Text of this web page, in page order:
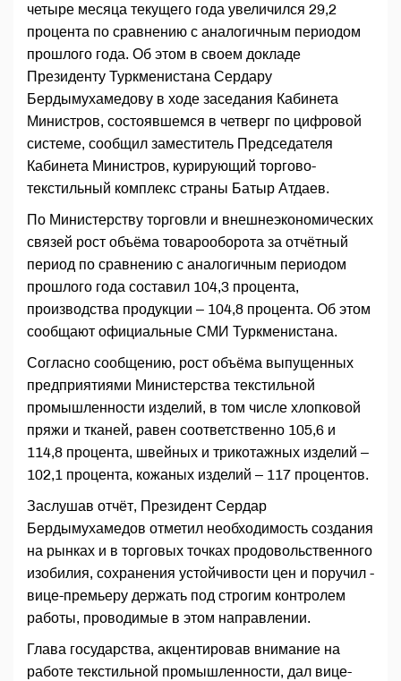
четыре месяца текущего года увеличился 29,2
процента по сравнению с аналогичным периодом
прошлого года. Об этом в своем докладе
Президенту Туркменистана Сердару
Бердымухамедову в ходе заседания Кабинета
Министров, состоявшемся в четверг по цифровой
системе, сообщил заместитель Председателя
Кабинета Министров, курирующий торгово-
текстильный комплекс страны Батыр Атдаев.
По Министерству торговли и внешнеэкономических
связей рост объёма товарооборота за отчётный
период по сравнению с аналогичным периодом
прошлого года составил 104,3 процента,
производства продукции – 104,8 процента. Об этом
сообщают официальные СМИ Туркменистана.
Согласно сообщению, рост объёма выпущенных
предприятиями Министерства текстильной
промышленности изделий, в том числе хлопковой
пряжи и тканей, равен соответственно 105,6 и
114,8 процента, швейных и трикотажных изделий –
102,1 процента, кожаных изделий – 117 процентов.
Заслушав отчёт, Президент Сердар
Бердымухамедов отметил необходимость создания
на рынках и в торговых точках продовольственного
изобилия, сохранения устойчивости цен и поручил ­
вице-премьеру держать под строгим контролем
работы, проводимые в этом направлении.
Глава государства, акцентировав внимание на
работе текстильной промышленности, дал вице-